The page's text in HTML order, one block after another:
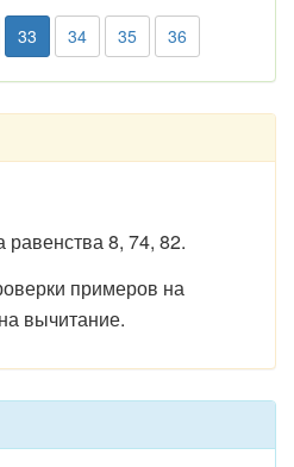
33 34 35 36
равенства 8, 74, 82.
примеров на
вычитание.